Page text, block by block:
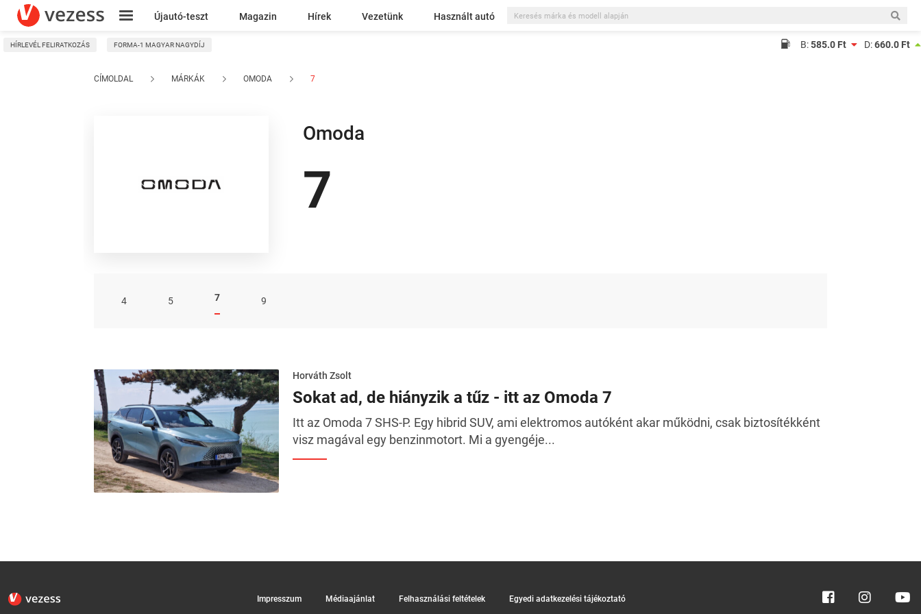
Újautó-teszt Magazin Hírek Vezetünk Használt autó
Kresz
HÍRLEVÉL FELIRATKOZÁS FORMA-1 MAGYAR NAGYDÍJ B:585.0 Ft D:660.0 Ft
CÍMOLDAL MÁRKÁK OMODA 7
Omoda
7
4 5 7 9
Horváth Zsolt
Sokat ad, de hiányzik a tűz - itt az Omoda 7
Itt az Omoda 7 SHS-P. Egy hibrid SUV, ami elektromos autóként akar működni, csak biztosítékként
visz magával egy benzinmotort. Mi a gyengéje...
Impresszum Médiaajánlat Felhasználási feltételek Egyedi adatkezelési tájékoztató